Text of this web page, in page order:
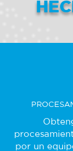
por un